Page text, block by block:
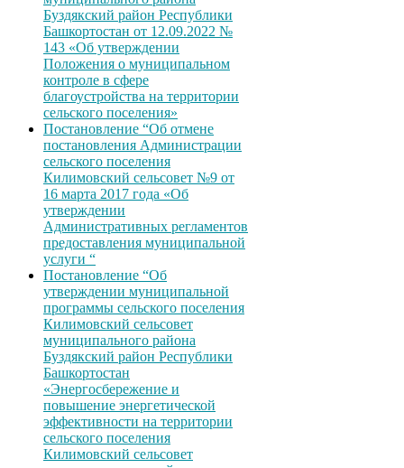
Буздякский район Республики
Башкортостан от 12.09.2022 №
143 «Об утверждении
Положения о муниципальном
контроле в сфере
благоустройства на территории
сельского поселения»
Постановление “Об отмене
постановления Администрации
сельского поселения
Килимовский сельсовет №9 от
16 марта 2017 года «Об
утверждении
Административных регламентов
предоставления муниципальной
услуги “
Постановление “Об
утверждении муниципальной
программы сельского поселения
Килимовский сельсовет
муниципального района
Буздякский район Республики
Башкортостан
«Энергосбережение и
повышение энергетической
эффективности на территории
сельского поселения
Килимовский сельсовет